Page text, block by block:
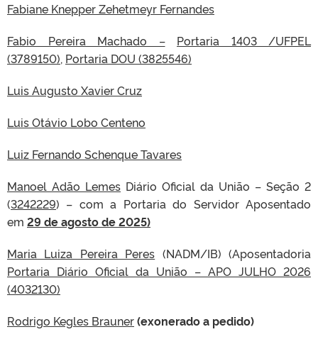
Fabiane Knepper Zehetmeyr Fernandes
Fabio Pereira Machado –
Portaria 1403 /UFPEL
(3789150), Portaria DOU (3825546)
Luis Augusto Xavier Cruz
Luis Otávio Lobo Centeno
Luiz Fernando Schenque Tavares
Manoel Adão Lemes Diário Oficial da União – Seção 2
(3242229) – com a Portaria do Servidor Aposentado
em 29 de agosto de 2025)
Maria Luiza Pereira Peres (NADM/IB) (Aposentadoria
Portaria Diário Oficial da União – APO JULHO 2026
(4032130)
Rodrigo Kegles Brauner(exonerado a pedido)